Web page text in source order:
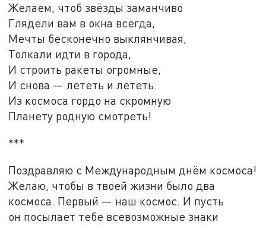
Желаем, чтоб звёзды заманчиво
Глядели вам в окна всегда,
Мечты бесконечно выклянчивая,
Толкали идти в города,
И строить ракеты огромные,
И снова — лететь и лететь.
Из космоса гордо на скромную
Планету родную смотреть!
***
Поздравляю с Международным днём космоса!
Желаю, чтобы в твоей жизни было два
космоса. Первый — наш космос. И пусть
он посылает тебе всевозможные знаки